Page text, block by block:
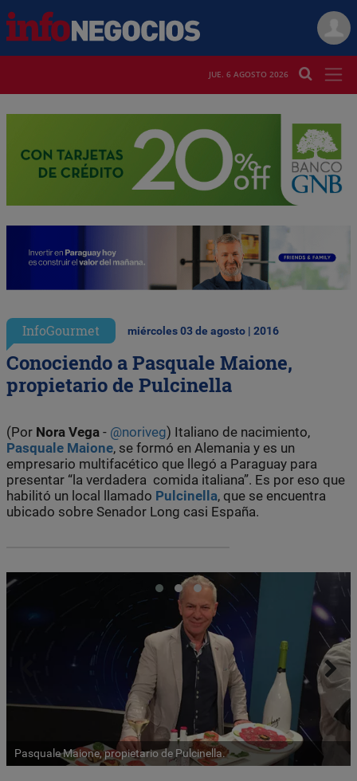
JUE. 6 AGOSTO 2026
InfoGourmet miércoles 03 de agosto | 2016
Conociendo a Pasquale Maione,
propietario de Pulcinella
(Por Nora Vega - @noriveg) Italiano de nacimiento,
Pasquale Maione, se formó en Alemania y es un
empresario multifacético que llegó a Paraguay para
presentar “la verdadera comida italiana”. Es por eso que
habilitó un local llamado Pulcinella, que se encuentra
ubicado sobre Senador Long casi España.
Pasquale Maione, propietario de Pulcinella.